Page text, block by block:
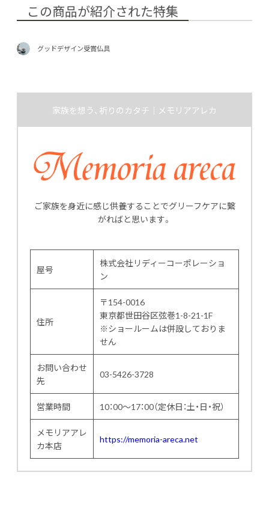
この商品が紹介された特集
グッドデザイン受賞仏具
家族を想う、祈りのカタチ｜メモリアアレカ
ご家族を身近に感じ供養することでグリーフケアに繋
がればと思います。
屋号
株式会社リディーコーポレーショ
ン
住所
〒154-0016
東京都世田谷区弦巻1-8-21-1F
※ショールームは併設しておりま
せん
お問い合わせ
先
03-5426-3728
営業時間 10：00～17：00（定休日：土・日・祝）
メモリアアレ
カ本店
https://memoria-areca.net